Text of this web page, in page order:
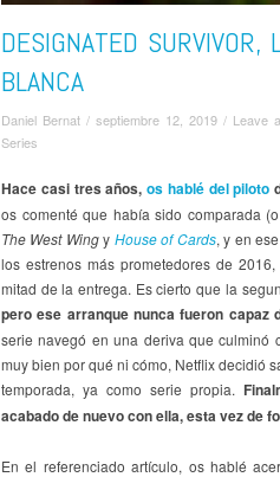
DESIGNATED SURVIVOR,
BLANCA
Daniel Bernat / septiembre 12, 2019 / Leave
Series
Hace casi tres años,os hablé del piloto
os comenté que había sido comparada
The West Wingy House of Cards, y en
los estrenos más prometedores de
mitad de la entrega. Es cierto que la
pero ese arranque nunca fueron capaz
serie navegó en una deriva que culminó
muy bien por qué ni cómo, Netflix decidió
temporada, ya como serie propia.
acabado de nuevo con ella, esta vez de
En el referenciado artículo, os hablé